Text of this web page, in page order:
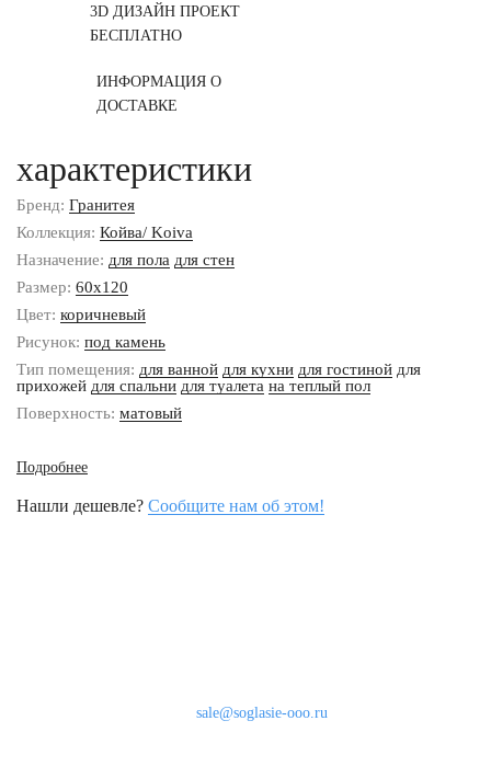
3D ДИЗАЙН ПРОЕКТ
БЕСПЛАТНО
ИНФОРМАЦИЯ О
ДОСТАВКЕ
характеристики
Бренд: Гранитея
Коллекция: Койва/ Koiva
Назначение: для пола для стен
Размер: 60x120
Цвет: коричневый
Рисунок: под камень
Тип помещения: для ванной для кухни для гостиной для
прихожей для спальни для туалета на теплый пол
Поверхность: матовый
Подробнее
Нашли дешевле? Сообщите нам об этом!
sale@soglasie-ooo.ru